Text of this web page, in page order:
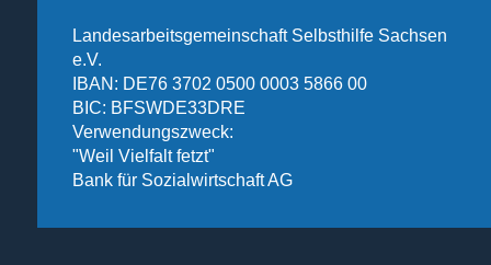
Landesarbeitsgemeinschaft Selbsthilfe Sachsen
e.V.
IBAN: DE76 3702 0500 0003 5866 00
BIC: BFSWDE33DRE
Verwendungszweck:
"Weil Vielfalt fetzt"
Bank für Sozialwirtschaft AG